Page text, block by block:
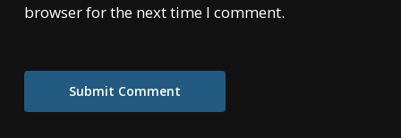
browser for the next time I comment.